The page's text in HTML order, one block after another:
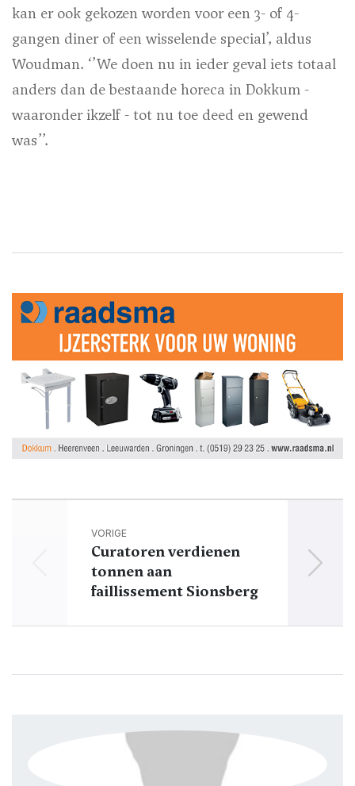
kan er ook gekozen worden voor een 3- of 4-
gangen diner of een wisselende special’, aldus
Woudman. ‘’We doen nu in ieder geval iets totaal
anders dan de bestaande horeca in Dokkum -
waaronder ikzelf - tot nu toe deed en gewend
was’’.
VORIGE
Curatoren verdienen
tonnen aan
faillissement Sionsberg